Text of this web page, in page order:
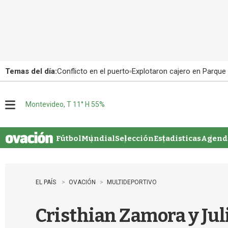
Temas del día:Conflicto en el puerto Explotaron cajero en
u
Montevideo, T 11° H 55%
FútbolMundialSelecciónEstadisticas
EL PAÍS OVACIÓN MULTIDEPORTIVO
Cristhian Zamora y